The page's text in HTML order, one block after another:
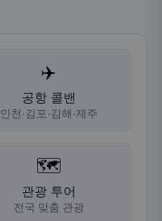
✈️
공항 콜밴
인천·김포·김해·제주
🗺️
관광 투어
전국 맞춤 관광